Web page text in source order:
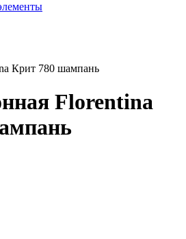
Крит 780 шампань
Florentina